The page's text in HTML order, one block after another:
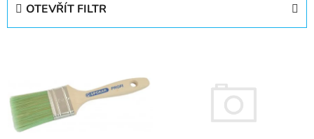
o
d
u
OTEVŘÍT FILTR
i
s